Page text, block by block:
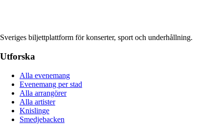
Sveriges biljettplattform för konserter, sport och underhållning.
Utforska
Alla evenemang
Evenemang per stad
Alla arrangörer
Alla artister
Knislinge
Smedjebacken